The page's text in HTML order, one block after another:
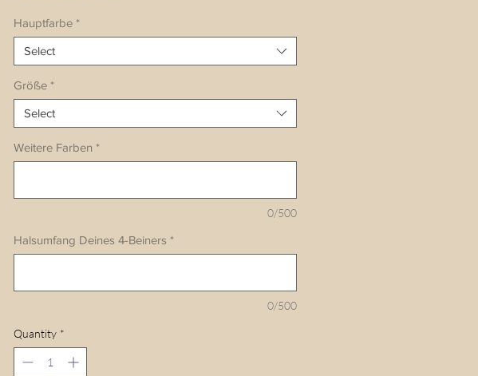
Hauptfarbe *
Select
Größe *
Select
Weitere Farben *
0/500
Halsumfang Deines 4-Beiners *
0/500
Quantity *